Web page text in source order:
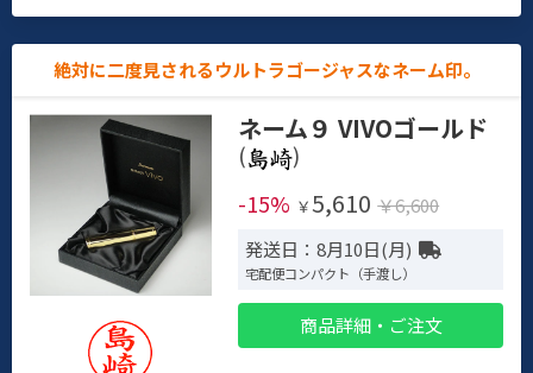
絶対に二度見されるウルトラゴージャスなネーム印。
ネーム９ VIVOゴールド
(
)
-15% ￥ 5,610 ￥6,600
発送日：8月10日(月)
宅配便コンパクト（手渡し）
商品詳細・ご注文